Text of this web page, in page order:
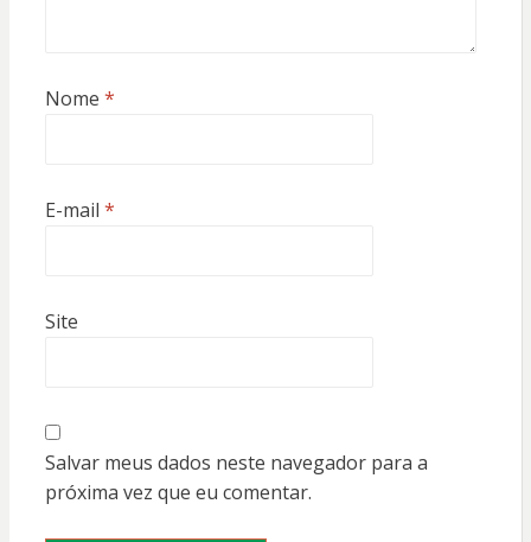
Nome *
E-mail *
Site
Salvar meus dados neste navegador para a
próxima vez que eu comentar.